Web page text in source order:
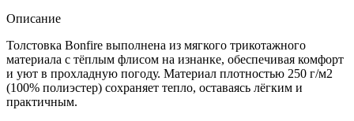
Описание
Толстовка Bonfire выполнена из мягкого трикотажного
материала с тёплым флисом на изнанке, обеспечивая комфорт
и уют в прохладную погоду. Материал плотностью 250 г/м2
(100% полиэстер) сохраняет тепло, оставаясь лёгким и
практичным.